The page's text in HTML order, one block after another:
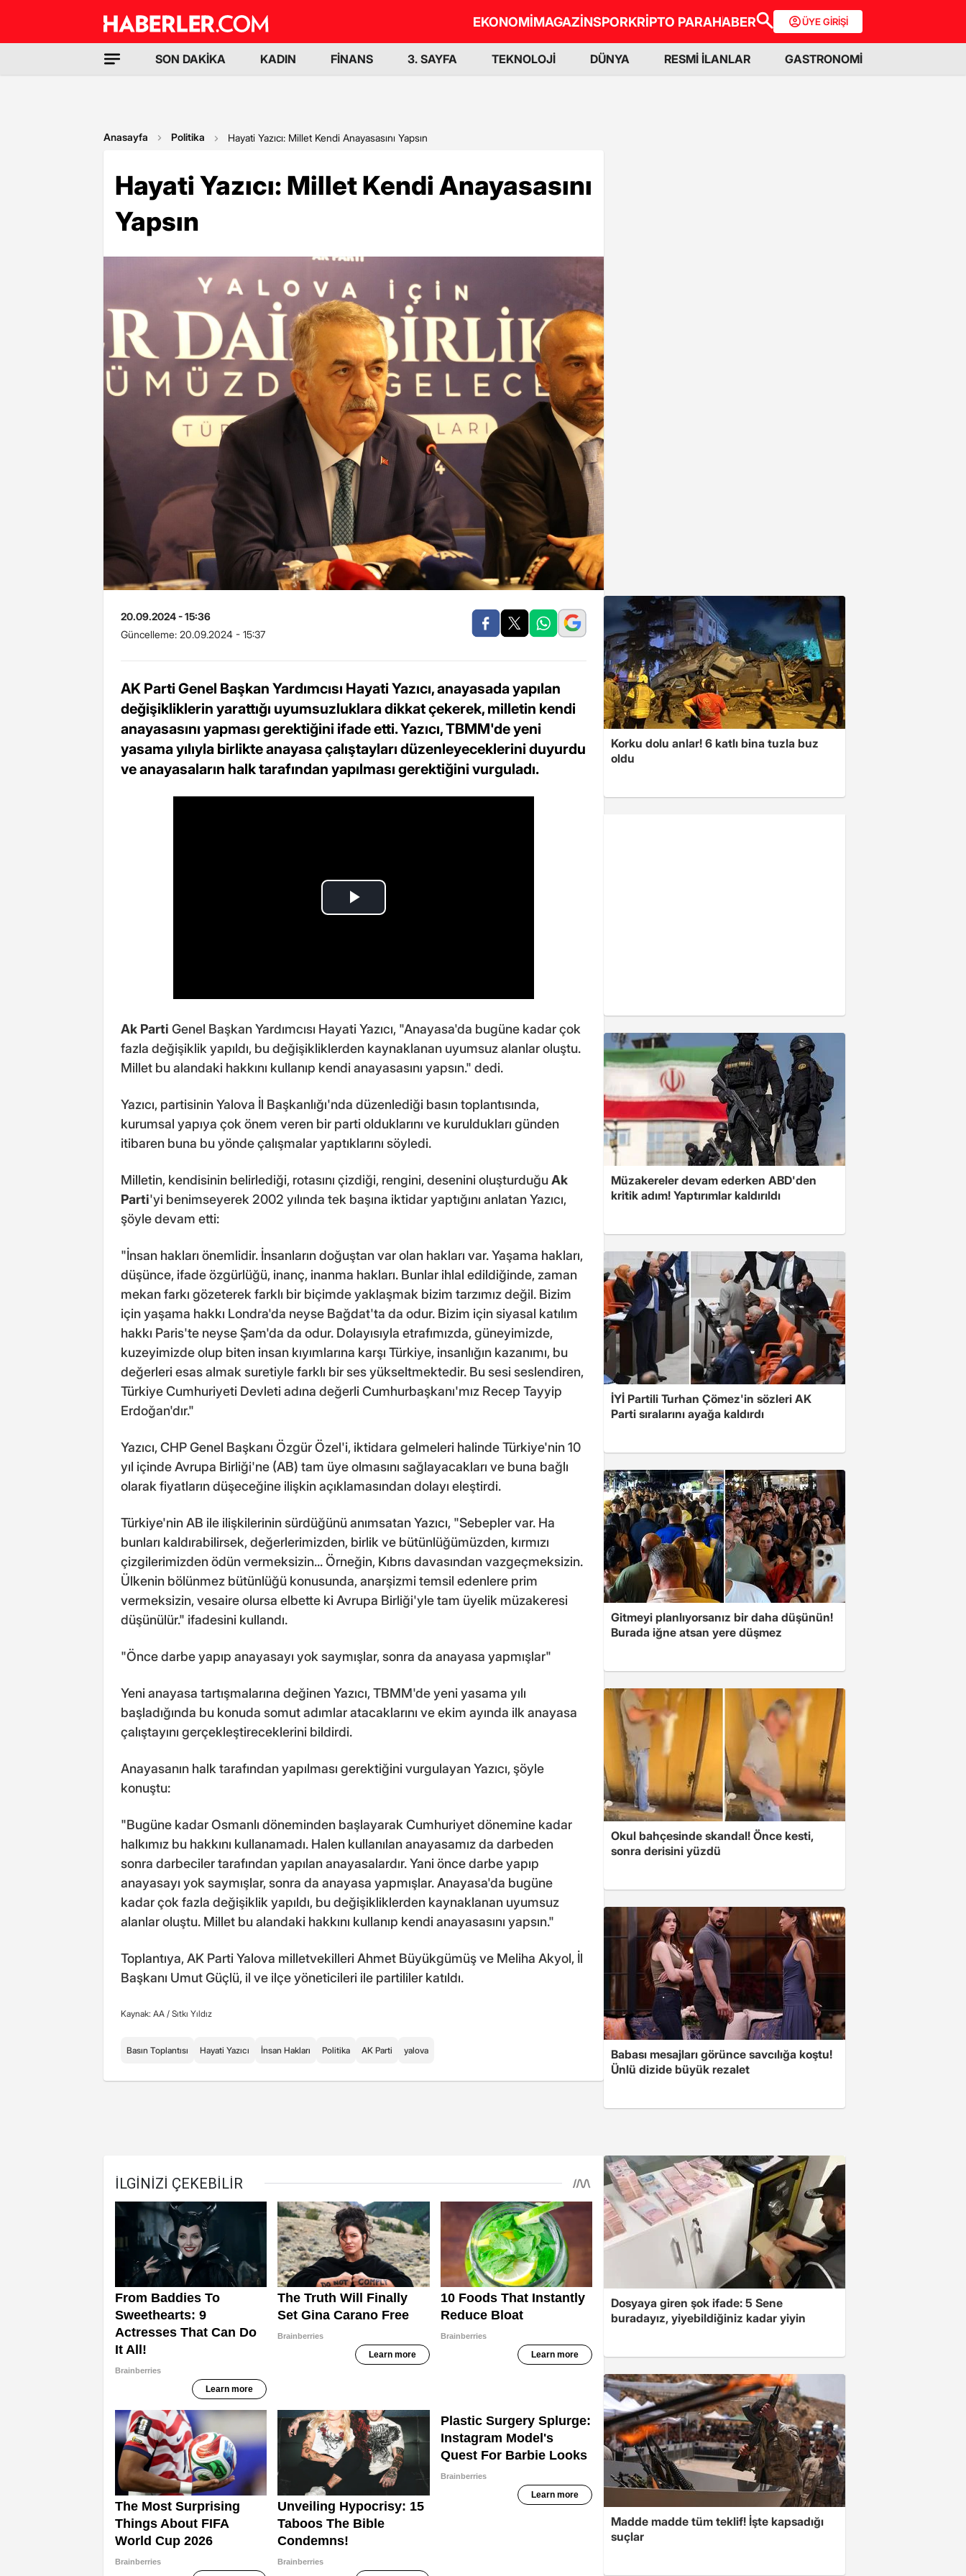
EKONOMİMAGAZİNSPORKRİPTO PARAHABER ÜYE GİRİŞİ
SON DAKİKA KADIN FİNANS 3. SAYFA TEKNOLOJİ DÜNYA RESMİ İLANLAR GASTRONOMİ
Anasayfa Politika Hayati Yazıcı: Millet Kendi Anayasasını Yapsın
Hayati Yazıcı: Millet Kendi Anayasasını
Yapsın
20.09.2024 - 15:36
Güncelleme: 20.09.2024 - 15:37
AK Parti Genel Başkan Yardımcısı Hayati Yazıcı, anayasada yapılan
değişikliklerin yarattığı uyumsuzluklara dikkat çekerek, milletin kendi
anayasasını yapması gerektiğini ifade etti. Yazıcı, TBMM'de yeni
yasama yılıyla birlikte anayasa çalıştayları düzenleyeceklerini duyurdu
ve anayasaların halk tarafından yapılması gerektiğini vurguladı.
Ak Parti Genel Başkan Yardımcısı Hayati Yazıcı, "Anayasa'da bugüne kadar çok
fazla değişiklik yapıldı, bu değişikliklerden kaynaklanan uyumsuz alanlar oluştu.
Millet bu alandaki hakkını kullanıp kendi anayasasını yapsın." dedi.
Yazıcı, partisinin Yalova İl Başkanlığı'nda düzenlediği basın toplantısında,
kurumsal yapıya çok önem veren bir parti olduklarını ve kuruldukları günden
itibaren buna bu yönde çalışmalar yaptıklarını söyledi.
Milletin, kendisinin belirlediği, rotasını çizdiği, rengini, desenini oluşturduğuAk
Parti'yi benimseyerek 2002 yılında tek başına iktidar yaptığını anlatan Yazıcı,
şöyle devam etti:
"İnsan hakları önemlidir. İnsanların doğuştan var olan hakları var. Yaşama hakları,
düşünce, ifade özgürlüğü, inanç, inanma hakları. Bunlar ihlal edildiğinde, zaman
mekan farkı gözeterek farklı bir biçimde yaklaşmak bizim tarzımız değil. Bizim
için yaşama hakkı Londra'da neyse Bağdat'ta da odur. Bizim için siyasal katılım
hakkı Paris'te neyse Şam'da da odur. Dolayısıyla etrafımızda, güneyimizde,
kuzeyimizde olup biten insan kıyımlarına karşı Türkiye, insanlığın kazanımı, bu
değerleri esas almak suretiyle farklı bir ses yükseltmektedir. Bu sesi seslendiren,
Türkiye Cumhuriyeti Devleti adına değerli Cumhurbaşkanı'mız Recep Tayyip
Erdoğan'dır."
Yazıcı, CHP Genel Başkanı Özgür Özel'i, iktidara gelmeleri halinde Türkiye'nin 10
yıl içinde Avrupa Birliği'ne (AB) tam üye olmasını sağlayacakları ve buna bağlı
olarak fiyatların düşeceğine ilişkin açıklamasından dolayı eleştirdi.
Türkiye'nin AB ile ilişkilerinin sürdüğünü anımsatan Yazıcı, "Sebepler var. Ha
bunları kaldırabilirsek, değerlerimizden, birlik ve bütünlüğümüzden, kırmızı
çizgilerimizden ödün vermeksizin... Örneğin, Kıbrıs davasından vazgeçmeksizin.
Ülkenin bölünmez bütünlüğü konusunda, anarşizmi temsil edenlere prim
vermeksizin, vesaire olursa elbette ki Avrupa Birliği'yle tam üyelik müzakeresi
düşünülür." ifadesini kullandı.
"Önce darbe yapıp anayasayı yok saymışlar, sonra da anayasa yapmışlar"
Yeni anayasa tartışmalarına değinen Yazıcı, TBMM'de yeni yasama yılı
başladığında bu konuda somut adımlar atacaklarını ve ekim ayında ilk anayasa
çalıştayını gerçekleştireceklerini bildirdi.
Anayasanın halk tarafından yapılması gerektiğini vurgulayan Yazıcı, şöyle
konuştu:
"Bugüne kadar Osmanlı döneminden başlayarak Cumhuriyet dönemine kadar
halkımız bu hakkını kullanamadı. Halen kullanılan anayasamız da darbeden
sonra darbeciler tarafından yapılan anayasalardır. Yani önce darbe yapıp
anayasayı yok saymışlar, sonra da anayasa yapmışlar. Anayasa'da bugüne
kadar çok fazla değişiklik yapıldı, bu değişikliklerden kaynaklanan uyumsuz
alanlar oluştu. Millet bu alandaki hakkını kullanıp kendi anayasasını yapsın."
Toplantıya, AK Parti Yalova milletvekilleri Ahmet Büyükgümüş ve Meliha Akyol, İl
Başkanı Umut Güçlü, il ve ilçe yöneticileri ile partililer katıldı.
Kaynak: AA / Sıtkı Yıldız
Basın Toplantısı Hayati Yazıcı İnsan Hakları Politika AK Parti yalova
Korku dolu anlar! 6 katlı bina tuzla buz
oldu
Müzakereler devam ederken ABD'den
kritik adım! Yaptırımlar kaldırıldı
İYİ Partili Turhan Çömez'in sözleri AK
Parti sıralarını ayağa kaldırdı
Gitmeyi planlıyorsanız bir daha düşünün!
Burada iğne atsan yere düşmez
Okul bahçesinde skandal! Önce kesti,
sonra derisini yüzdü
Babası mesajları görünce savcılığa koştu!
Ünlü dizide büyük rezalet
Dosyaya giren şok ifade: 5 Sene
buradayız, yiyebildiğiniz kadar yiyin
Madde madde tüm teklif! İşte kapsadığı
suçlar